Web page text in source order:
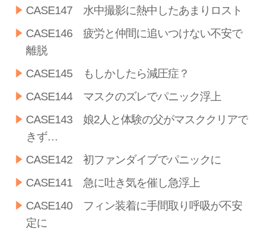
CASE147 水中撮影に熱中したあまりロスト
CASE146 疲労と仲間に追いつけない不安で
離脱
CASE145 もしかしたら減圧症？
CASE144 マスクのズレでパニック浮上
CASE143 娘2人と体験の父がマスククリアで
きず…
CASE142 初ファンダイブでパニックに
CASE141 急に吐き気を催し急浮上
CASE140 フィン装着に手間取り呼吸が不安
定に